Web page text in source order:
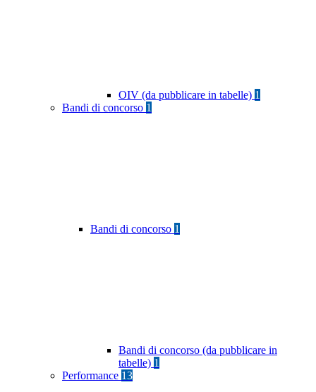
OIV (da pubblicare in tabelle) 1
Bandi di concorso 1
Bandi di concorso 1
Bandi di concorso (da pubblicare in
tabelle) 1
Performance 13